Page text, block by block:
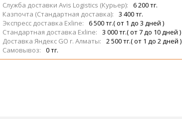
Служба доставки Avis Logistics (Курьер):
6 200 тг.
Казпочта (Стандартная доставка):
3 400 тг.
Экспресс доставка Exline:
6 500 тг.( от 1 до 3 дней )
Стандартная доставка Exline:
3 000 тг.( от 7 до 10 дней )
Доставка Яндекс GO г. Алматы:
2 500 тг.( от 1 до 2 дней )
Самовывоз:
0 тг.